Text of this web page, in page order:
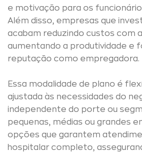
e motivação para os
Além disso, empresas que
acabam reduzindo custos com
aumentando a produtividade e
reputação como empregadora.
Essa modalidade de plano é
ajustada às necessidades do
independente do porte ou
pequenas, médias ou grandes
opções que garantem
hospitalar completo,